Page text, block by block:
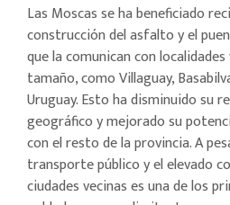
Las Moscas se ha beneficiado
construcción del asfalto y el
que la comunican con
tamaño, como Villaguay,
Uruguay. Esto ha disminuido su
geográfico y mejorado su
con el resto de la provincia. A
transporte público y el elevado
ciudades vecinas es una de los